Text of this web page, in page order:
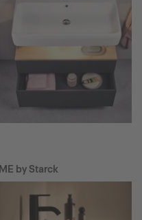
ME by Starck